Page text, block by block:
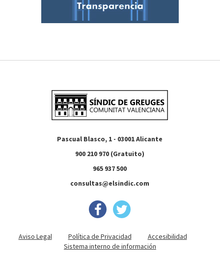
Pascual Blasco, 1 - 03001 Alicante
900 210 970 (Gratuito)
965 937 500
consultas@elsindic.com
Aviso Legal Política de Privacidad
Accesibilidad
Sistema interno de información